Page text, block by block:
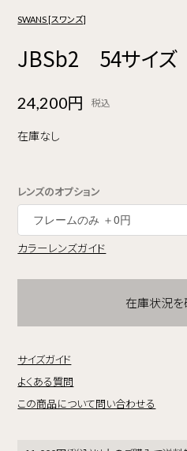
SWANS [スワンズ]
JBSb2 54サイ
24,200円 税込
在庫なし
レンズのオプション
カラーレンズガイド
在庫状況を
サイズガイド
よくある質問
この商品について問い合わせる